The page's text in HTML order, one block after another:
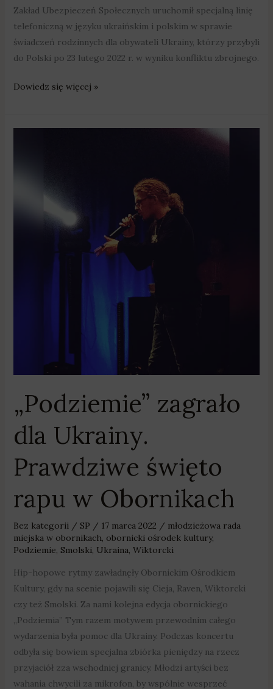
Zakład Ubezpieczeń Społecznych uruchomił specjalną linię
telefoniczną w języku ukraińskim i polskim w sprawie
świadczeń rodzinnych dla obywateli Ukrainy, którzy przybyli
do Polski po 23 lutego 2022 r. w wyniku konfliktu zbrojnego.
Dowiedz się więcej »
„Podziemie” zagrało
dla Ukrainy.
Prawdziwe święto
rapu w Obornikach
Bez kategorii / SP / 17 marca 2022 / młodzieżowa rada
miejska w obornikach obornicki ośrodek kultury,
Podziemie Smolski Ukraina Wiktorcki
Hip-hopowe rytmy zawładnęły Obornickim Ośrodkiem
Kultury, gdy na scenie pojawili się Cieja, Raven, Wiktorcki
czy też Smolski. Za nami kolejna edycja obornickiego
„Podziemia” Tym razem motywem przewodnim całego
wydarzenia była pomoc dla Ukrainy. Podczas koncertu
odbyła się bowiem specjalna zbiórka pieniędzy na rzecz
przyjaciół zza wschodniej granicy. Młodzi artyści bez
wahania chwycili za mikrofon, by wspólnie wesprzeć
Prawdziwe
Obornikach